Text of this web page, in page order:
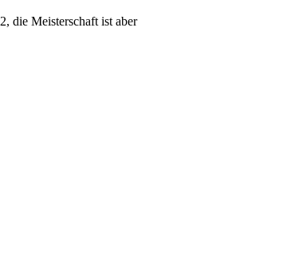
die Meisterschaft ist aber